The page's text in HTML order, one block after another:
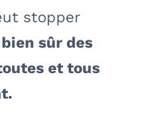
stopper
sûr des
et tous